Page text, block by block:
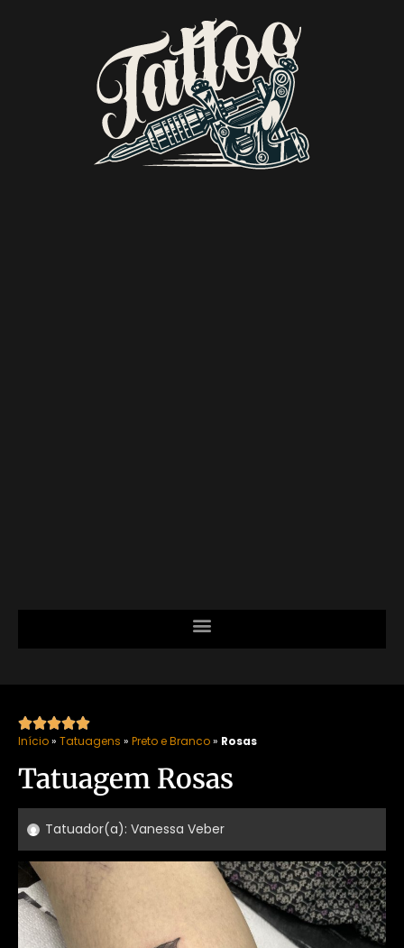

Início» Tatuagens » Preto e Branco» Rosas
Tatuagem Rosas
Tatuador(a): Vanessa Veber